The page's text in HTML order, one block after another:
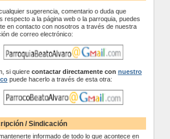
sugerencia, comentario o duda que
respecto a la página web o la parroquia, puedes
en contacto con nosotros a través de nuestra
de correo electrónico:
si quiere contactar directamente con nuestro
puede hacerlo a través de esta otra:
/ Sindicación
informado de todo lo que acontece en